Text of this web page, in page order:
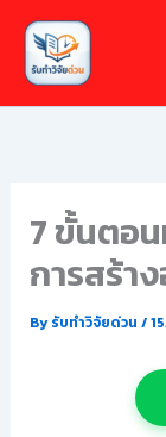
Skip
content
7 ขั้นตอ
การสร้า
Byรับทำวิจัยด่วน /